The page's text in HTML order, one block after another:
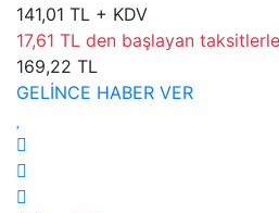
141,01 TL + KDV
17,61 TL den başlayan
169,22 TL
GELİNCE HABER VER